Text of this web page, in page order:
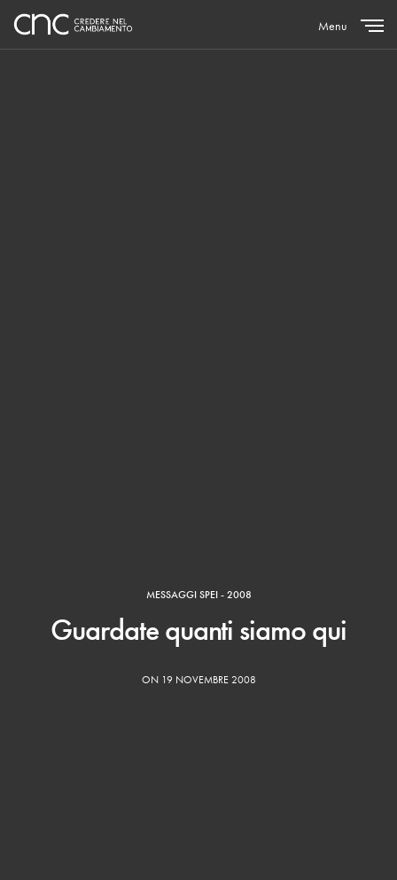
Menu
MESSAGGI SPEI - 2008
Guardate quanti siamo qui
ON 19 NOVEMBRE 2008